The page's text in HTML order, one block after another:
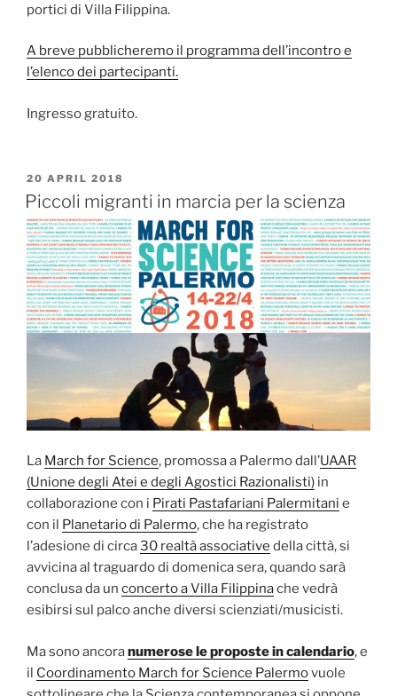
portici di Villa Filippina.
A breve pubblicheremo il programma dell’incontro e
l’elenco dei partecipanti.
Ingresso gratuito.
PUBBLICATO
IL
20 APRIL 2018
Piccoli migranti in marcia per la scienza
La March for Science, promossa a Palermo dall’UAAR
(Unione degli Atei e degli Agostici Razionalisti) in
collaborazione con i Pirati Pastafariani Palermitani e
con il Planetario di Palermo, che ha registrato
l’adesione di circa30 realtà associative della città, si
avvicina al traguardo di domenica sera, quando sarà
conclusa da un concerto a Villa Filippinache vedrà
esibirsi sul palco anche diversi scienziati/musicisti.
Ma sono ancoranumerose le proposte in calendario, e
il Coordinamento March for Science Palermovuole